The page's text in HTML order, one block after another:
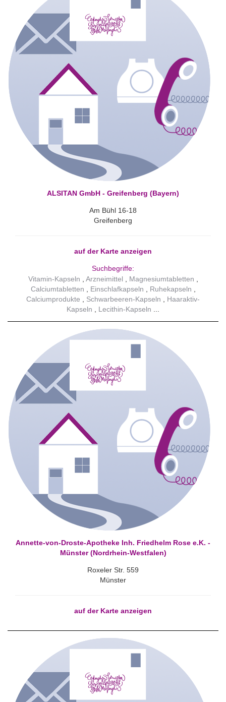
ALSITAN GmbH - Greifenberg (Bayern)
Am Bühl 16-18
Greifenberg
auf der Karte anzeigen
Suchbegriffe:
Vitamin-Kapseln
Arzneimittel
Magnesiumtabletten
Calciumtabletten
Einschlafkapseln
Ruhekapseln
Calciumprodukte
Schwarbeeren-Kapseln
Haaraktiv-
Kapseln
Lecithin-Kapseln
Annette-von-Droste-Apotheke Inh. Friedhelm Rose e.K. -
Münster (Nordrhein-Westfalen)
Roxeler Str. 559
Münster
auf der Karte anzeigen